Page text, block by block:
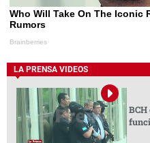
LA PRENSA VIDEOS